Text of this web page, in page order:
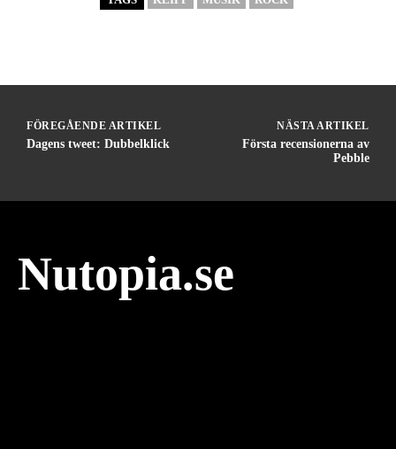
FÖREGÅENDE ARTIKEL
Dagens tweet: Dubbelklick
NÄSTA ARTIKEL
Första recensionerna av
Pebble
Nutopia.se